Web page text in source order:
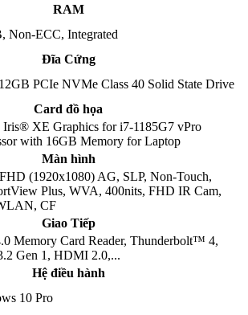
RAM
Non-ECC, Integrated
Đĩa Cứng
PCIe NVMe Class 40 Solid State Drive
Card đồ họa
XE Graphics for i7-1185G7 vPro
with 16GB Memory for Laptop
Màn hình
(1920x1080) AG, SLP, Non-Touch,
Plus, WVA, 400nits, FHD IR Cam,
CF
Giao Tiếp
Memory Card Reader, Thunderbolt™ 4,
Gen 1, HDMI 2.0,...
Hệ điều hành
10 Pro